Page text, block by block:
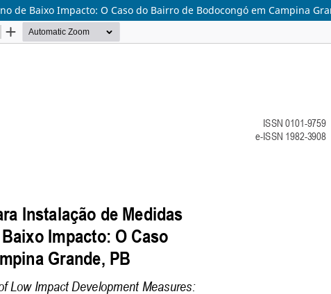
de Baixo Impacto: O Caso do Bairro de Bodocongó em Campina